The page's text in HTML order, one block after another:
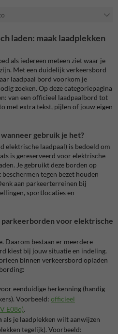
laden: maak laadplekken
als iedereen meteen ziet waar je
Met een duidelijk verkeersbord
laadpaal bord voorkom je
zoeken. Op deze categoriepagina
van een officieel laadpaalbord tot
met extra tekst, pijlen of jouw eigen
gebruik je het?
elektrische laadpaal) is bedoeld om
is gereserveerd voor elektrische
Je gebruikt deze borden op
tegen bezet houden
aan parkeerterreinen bij
sportlocaties en
voor elektrische
Daarom bestaan er meerdere
kiest bij jouw situatie en indeling.
binnen verkeersbord opladen
eenduidige herkenning (handig
Voorbeeld: officieel
E08o).
als je laadplekken wilt aanwijzen
tegelijk). Voorbeeld: